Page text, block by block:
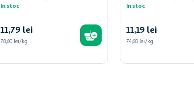
In stoc
11,79 lei
78,60 lei/kg
In stoc
11,19 lei
74,60 lei/kg